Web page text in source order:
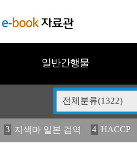
일반간행물
전체분류(1322)
3 지색마 일본 검역 4 HACCP
독성 식물 도감 13 媛 異 14